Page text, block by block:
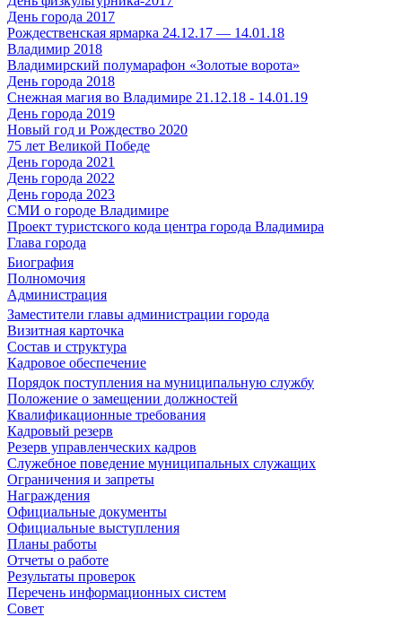
День города 2017
Рождественская ярмарка 24.12.17 — 14.01.18
Владимир 2018
Владимирский полумарафон «Золотые ворота»
День города 2018
Снежная магия во Владимире 21.12.18 - 14.01.19
День города 2019
Новый год и Рождество 2020
75 лет Великой Победе
День города 2021
День города 2022
День города 2023
СМИ о городе Владимире
Проект туристского кода центра города Владимира
Глава города
Биография
Полномочия
Администрация
Заместители главы администрации города
Визитная карточка
Состав и структура
Кадровое обеспечение
Порядок поступления на муниципальную службу
Положение о замещении должностей
Квалификационные требования
Кадровый резерв
Резерв управленческих кадров
Служебное поведение муниципальных служащих
Ограничения и запреты
Награждения
Официальные документы
Официальные выступления
Планы работы
Отчеты о работе
Результаты проверок
Перечень информационных систем
Совет